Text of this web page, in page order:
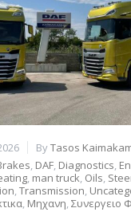
ByTasos
, DAF, Diagnostics,
, man truck, Oils,
,Transmission,
, Μηχανη,Συνεργειο